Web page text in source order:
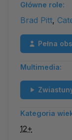
Główne role:
Brad Pitt,
Pełna
Multimedia:
Kategoria
12+